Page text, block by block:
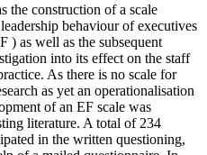
the construction of a scale
behaviour of executives
) as well as the subsequent
into its effect on the staff
As there is no scale for
as yet an operationalisation
of an EF scale was
literature. A total of 234
in the written questioning,